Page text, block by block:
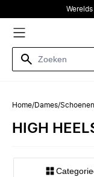
Home/Dames/Schoenen
HIGH